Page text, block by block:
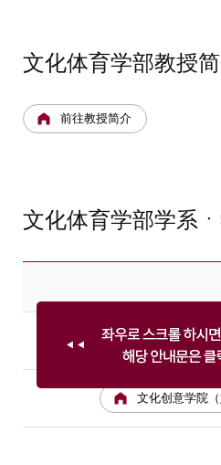
文化体育学部教授
前往教授简介
文化体育学部学系
国际体育学
文化创意学院（